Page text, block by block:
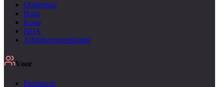
Onderhuur
Huur
Koop
NDA
Arbeidsovereenkomst
Voor
Freelancer